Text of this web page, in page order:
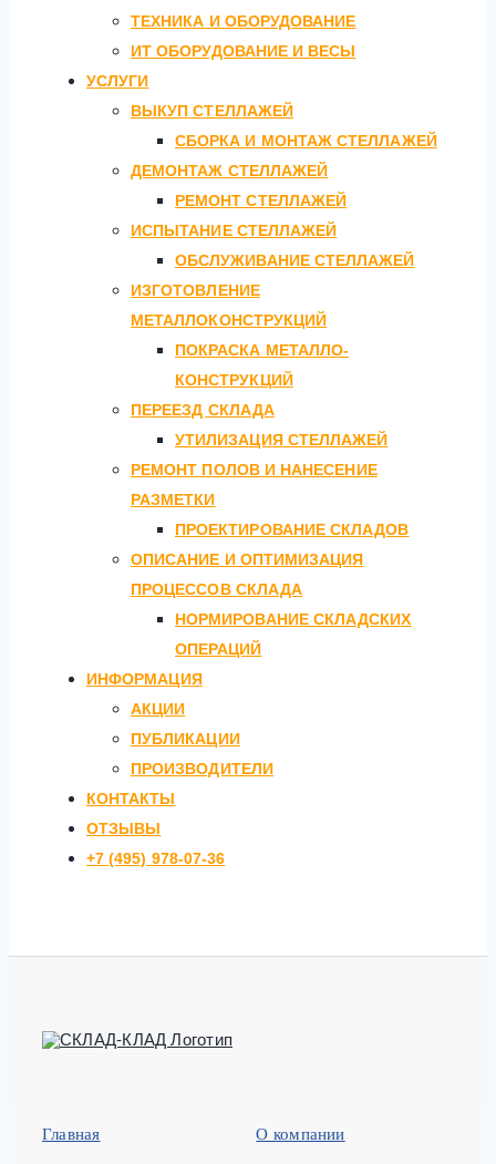
ТЕХНИКА И ОБОРУДОВАНИЕ
ИТ ОБОРУДОВАНИЕ И ВЕСЫ
УСЛУГИ
ВЫКУП СТЕЛЛАЖЕЙ
СБОРКА И МОНТАЖ СТЕЛЛАЖЕЙ
ДЕМОНТАЖ СТЕЛЛАЖЕЙ
РЕМОНТ СТЕЛЛАЖЕЙ
ИСПЫТАНИЕ СТЕЛЛАЖЕЙ
ОБСЛУЖИВАНИЕ СТЕЛЛАЖЕЙ
ИЗГОТОВЛЕНИЕ
МЕТАЛЛОКОНСТРУКЦИЙ
ПОКРАСКА МЕТАЛЛО-
КОНСТРУКЦИЙ
ПЕРЕЕЗД СКЛАДА
УТИЛИЗАЦИЯ СТЕЛЛАЖЕЙ
РЕМОНТ ПОЛОВ И НАНЕСЕНИЕ
РАЗМЕТКИ
ПРОЕКТИРОВАНИЕ СКЛАДОВ
ОПИСАНИЕ И ОПТИМИЗАЦИЯ
ПРОЦЕССОВ СКЛАДА
НОРМИРОВАНИЕ СКЛАДСКИХ
ОПЕРАЦИЙ
ИНФОРМАЦИЯ
АКЦИИ
ПУБЛИКАЦИИ
ПРОИЗВОДИТЕЛИ
КОНТАКТЫ
ОТЗЫВЫ
+7 (495) 978-07-36
Главная О компании